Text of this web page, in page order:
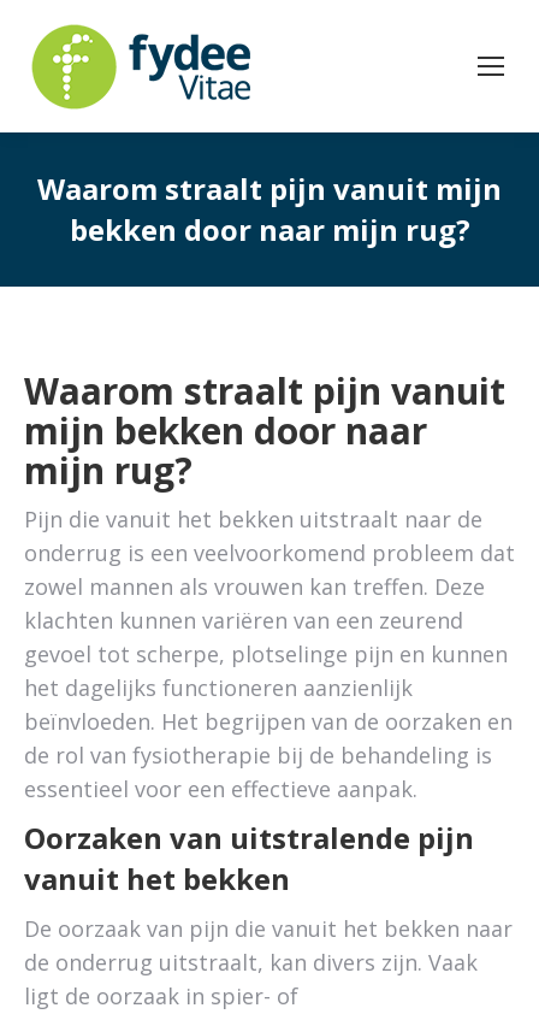
Waarom straalt pijn vanuit mijn
bekken door naar mijn rug?
Waarom straalt pijn vanuit
mijn bekken door naar
mijn rug?
Pijn die vanuit het bekken uitstraalt naar de
onderrug is een veelvoorkomend probleem dat
zowel mannen als vrouwen kan treffen. Deze
klachten kunnen variëren van een zeurend
gevoel tot scherpe, plotselinge pijn en kunnen
het dagelijks functioneren aanzienlijk
beïnvloeden. Het begrijpen van de oorzaken en
de rol van fysiotherapie bij de behandeling is
essentieel voor een effectieve aanpak.
Oorzaken van uitstralende pijn
vanuit het bekken
De oorzaak van pijn die vanuit het bekken naar
de onderrug uitstraalt, kan divers zijn. Vaak
ligt de oorzaak in spier- of